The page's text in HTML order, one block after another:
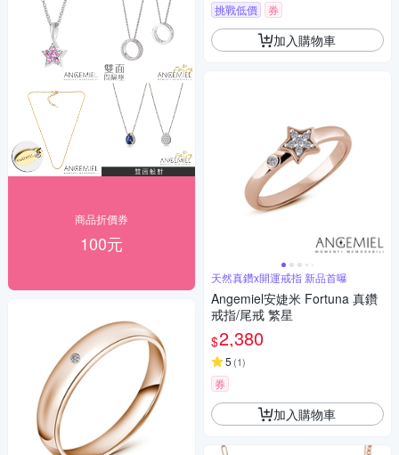
商品折價券
100元
挑戰低價 券
加入購物車
天然真鑽x開運戒指 新品首曝
Angemiel安婕米 Fortuna 真鑽
戒指/尾戒 繁星
$2,380
5 (1)
券
加入購物車